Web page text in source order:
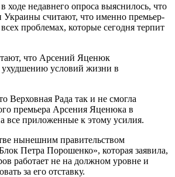
ходе недавнего опроса выяснилось, что
Украины считают, что именно премьер-
проблемах, которые сегодня терпит
что Арсений Яценюк
ухудшению условий жизни в
Верховная Рада так и не смогла
премьера Арсения Яценюка в
все приложенные к этому усилия.
нынешним правительством
Петра Порошенко», которая заявила,
работает не на должном уровне и
за его отставку.